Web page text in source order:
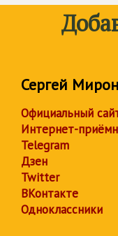
Сергей
Официальный
Интернет-
Telegram
Дзен
Twitter
ВКонтакте
Одноклассники